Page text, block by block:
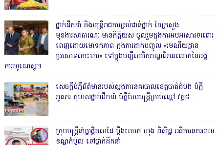
ថ្នាក់ដឹកនាំ និងមន្ត្រីរាជការគ្រប់ជាន់ថ្នាក់ នៃក្រសួង
មុខងារសាធារណៈ មានកិត្តិយស ចូលរួមក្នុងការអបអរសារទរពោរ
ពេញដោយមោទកភាព ក្នុងការដាក់បញ្ចូល «រមណីយដ្ឋាន
ប្រាសាទកោះកេរ» ទៅក្នុងបញ្ជីបេតិកភណ្ឌពិភពលោកនៃអង្គ
ការយូណេស្កូ។
សេចក្តីបំភ្លឺព័ត៌មានរបស់ស្នងការនគរបាលខេត្តបាត់ដំបង បំភ្លឺ
ភូតភរ កុហសថ្នាក់ដឹកនាំ បំភ្លឺបែបបន្ត្រីគ្រាប់ល្ពៅ វគ្គ៥
ក្រុមមន្ត្រីនាំគ្នាផ្ដិតមេដៃ ប្ដឹងលោក ហុង ពិសិដ្ឋ អធិការនគរបាល
ខណ្ឌកំបូល ទៅថ្នាក់ដឹកនាំ